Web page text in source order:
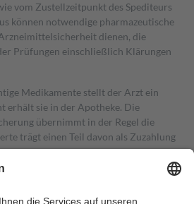
vom Zustellzeitpunkt des Spediteurs
können notwendige pharmazeutische
dienen, die
Prüfungen einschließlich Klärungen
Medikamente stellt der Arzt ein
erhält sie in der Apotheke. Die
übernimmt in der Regel die
trägt einen Teil davon als Zuzahlung
Zuzahlungen in Höhe von zehn
jedoch nie mehr als die tatsächlichen